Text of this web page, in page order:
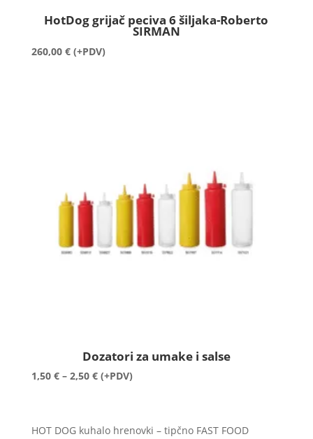
HotDog grijač peciva 6 šiljaka-Roberto
SIRMAN
260,00 € (+PDV)
Dozatori za umake i salse
1,50 € – 2,50 €Raspon
1,50 €
(+PDV)
HOT DOG kuhalo hrenovki – tipčno FAST FOOD